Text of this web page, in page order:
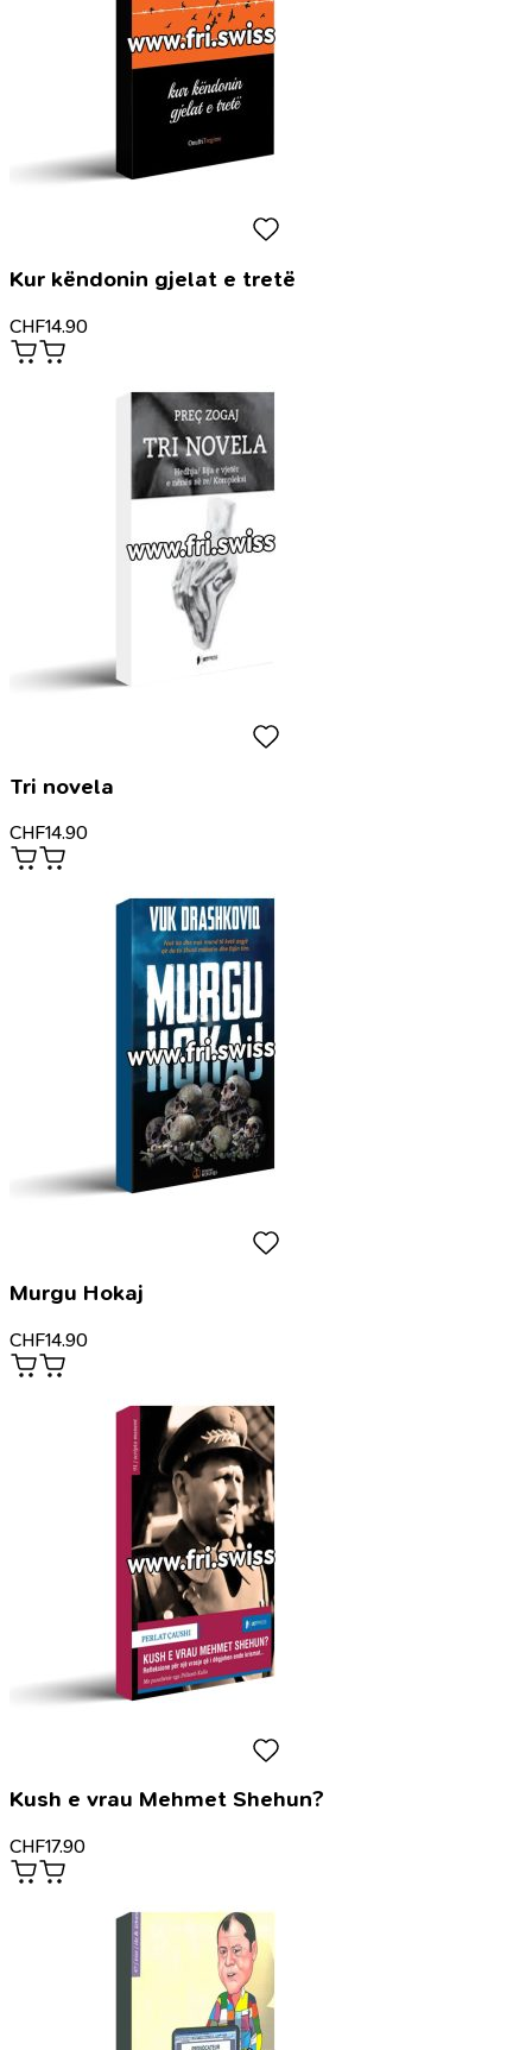
Kur këndonin gjelat e tretë
CHF14.90
Tri novela
CHF14.90
Murgu Hokaj
CHF14.90
Kush e vrau Mehmet Shehun?
CHF17.90